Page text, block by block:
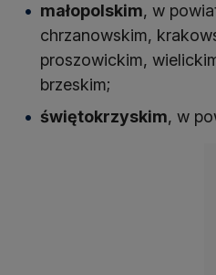
małopolskim, w
chrzanowskim,
proszowickim,
brzeskim;
świętokrzyskim, w